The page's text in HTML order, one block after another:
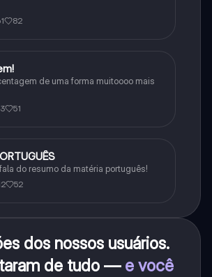
82
de uma forma muitoooo mais
51
do resumo da matéria português!
52
dos nossos usuários.
de tudo — e você